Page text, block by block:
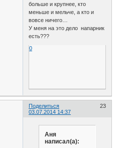
больше и крупнее, кто
меньше и мельче, а кто и
вовсе ничего…
У меня на это дело напарник
есть???
0
Поделиться
23
03.07.2014 14:37
Аня
написал(а):